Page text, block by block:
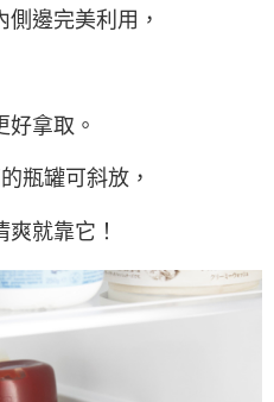
邊完美利用，
拿取。
瓶罐可斜放，
就靠它！